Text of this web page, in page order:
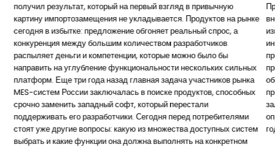
получил результат, который на первый взгляд в привычную
картину импортозамещения не укладывается. Продуктов на рынке
сегодня в избытке: предложение обгоняет реальный спрос, а
конкуренция между большим количеством разработчиков
распыляет деньги и компетенции, которые можно было бы
направить на углубление функциональности нескольких сильных
платформ. Еще три года назад главная задача участников рынка
MES-систем России заключалась в поиске продуктов, способных
срочно заменить западный софт, который перестали
поддерживать его разработчики. Сегодня перед потребителями
стоят уже другие вопросы: какую из множества доступных систем
выбрать и какие функции она должна выполнять на конкретном